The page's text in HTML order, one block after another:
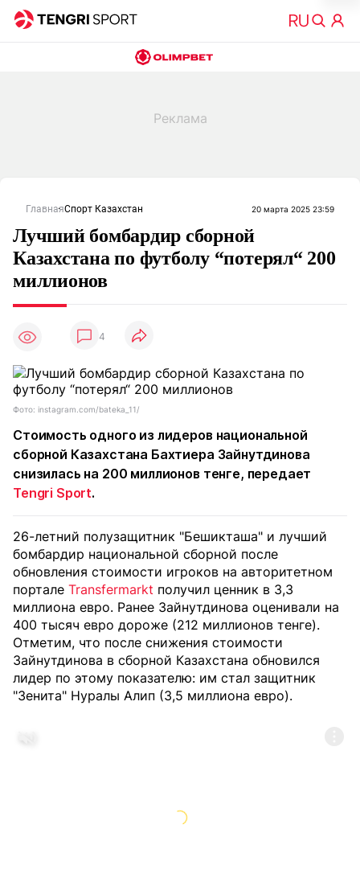
ГлавнаяСпорт Казахстан 20 марта 2025 23:59
Лучший бомбардир сборной
Казахстана по футболу “потерял“ 200
миллионов
4
Фото: instagram.com/bateka_11/
Стоимость одного из лидеров национальной
сборной Казахстана Бахтиера Зайнутдинова
снизилась на 200 миллионов тенге, передает
Tengri Sport.
26-летний полузащитник "Бешикташа" и лучший
бомбардир национальной сборной после
обновления стоимости игроков на авторитетном
портале Transfermarkt получил ценник в 3,3
миллиона евро. Ранее Зайнутдинова оценивали на
400 тысяч евро дороже (212 миллионов тенге).
Отметим, что после снижения стоимости
Зайнутдинова в сборной Казахстана обновился
лидер по этому показателю: им стал защитник
"Зенита" Нуралы Алип (3,5 миллиона евро).